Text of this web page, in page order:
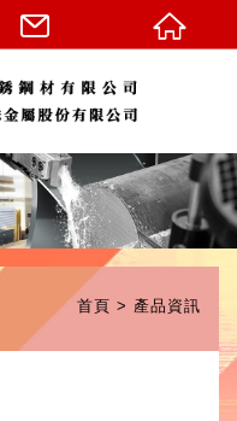
首頁 產品資訊